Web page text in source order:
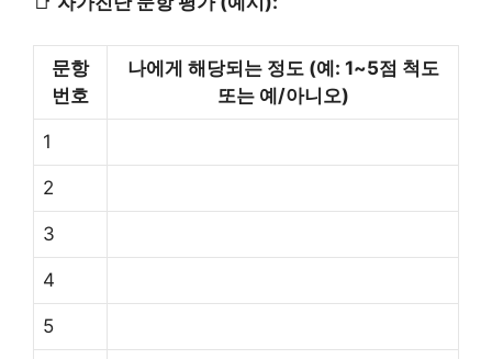
문항
번호
나에게 해당되는 정도 (예: 1~5점 척도
또는 예/아니오)
1
2
3
4
5